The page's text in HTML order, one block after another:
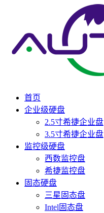
首页
企业级硬盘
2.5寸希捷企业盘
3.5寸希捷企业盘
监控级硬盘
西数监控盘
希捷监控盘
固态硬盘
三星固态盘
Intel固态盘